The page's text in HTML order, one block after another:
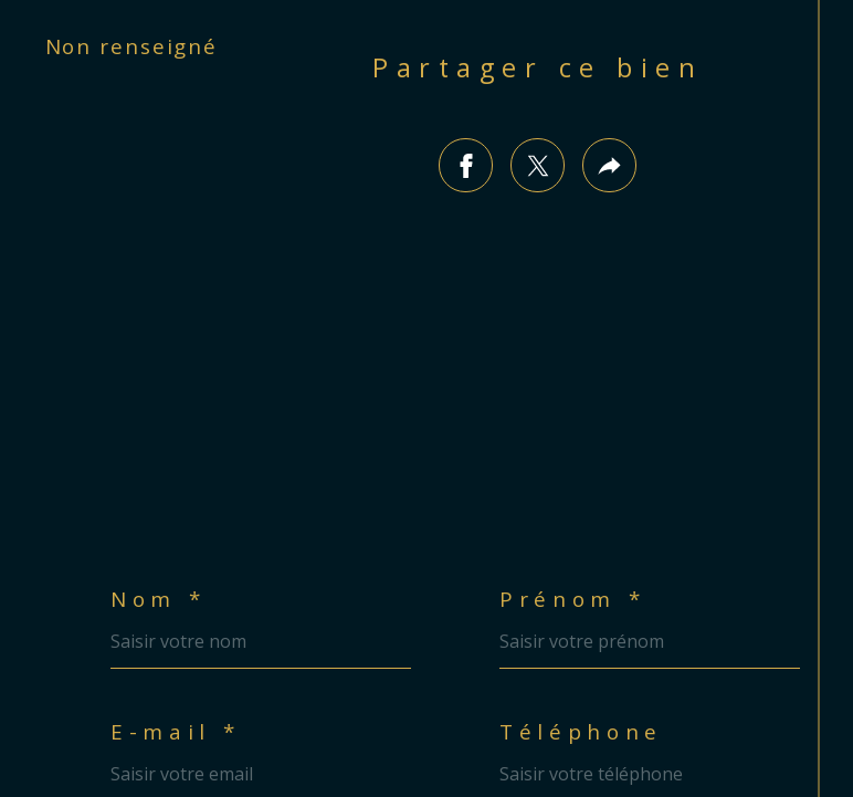
Non renseigné
Partager ce bien
Nom * Prénom *
E-mail * Téléphone